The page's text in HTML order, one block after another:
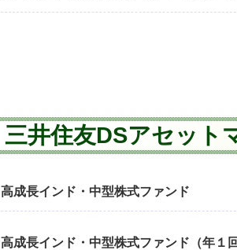
三井住友DSアセット
高成長インド・中型株式ファンド
高成長インド・中型株式ファンド（年１